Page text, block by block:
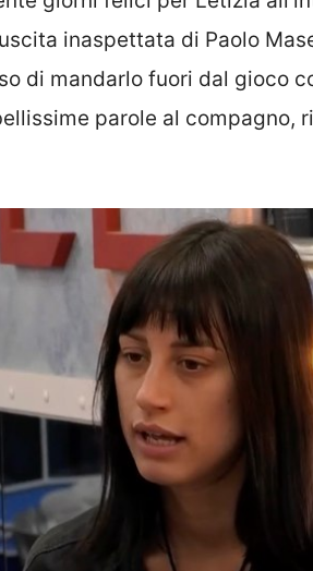
inaspettata di Paolo
di mandarlo fuori dal gioco
parole al compagno,